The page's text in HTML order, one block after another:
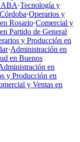
·Tecnología y
·Operarios y
Rosario·Comercial y
Partido de General
y Producción en
·Administración en
en Buenos
en
y Producción en
y Ventas en